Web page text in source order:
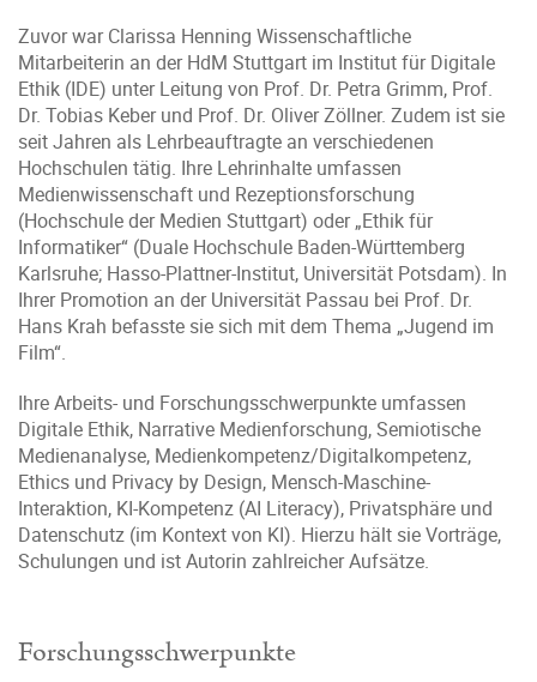
Zuvor war Clarissa Henning Wissenschaftliche
Mitarbeiterin an der HdM Stuttgart im Institut für Digitale
Ethik (IDE) unter Leitung von Prof. Dr. Petra Grimm, Prof.
Dr. Tobias Keber und Prof. Dr. Oliver Zöllner. Zudem ist sie
seit Jahren als Lehrbeauftragte an verschiedenen
Hochschulen tätig. Ihre Lehrinhalte umfassen
Medienwissenschaft und Rezeptionsforschung
(Hochschule der Medien Stuttgart) oder „Ethik für
Informatiker“ (Duale Hochschule Baden-Württemberg
Karlsruhe; Hasso-Plattner-Institut, Universität Potsdam). In
Ihrer Promotion an der Universität Passau bei Prof. Dr.
Hans Krah befasste sie sich mit dem Thema „Jugend im
Film“.
Ihre Arbeits- und Forschungsschwerpunkte umfassen
Digitale Ethik, Narrative Medienforschung, Semiotische
Medienanalyse, Medienkompetenz/Digitalkompetenz,
Ethics und Privacy by Design, Mensch-Maschine-
Interaktion, KI-Kompetenz (AI Literacy), Privatsphäre und
Datenschutz (im Kontext von KI). Hierzu hält sie Vorträge,
Schulungen und ist Autorin zahlreicher Aufsätze.
Forschungsschwerpunkte